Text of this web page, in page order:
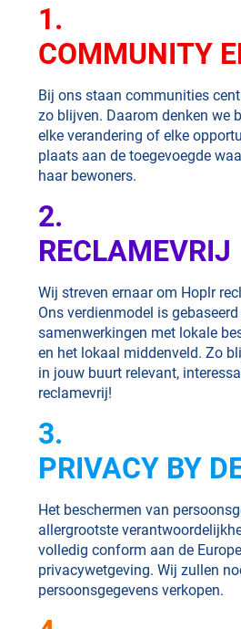
1.
COMMUNITY
Bij ons staan communities
zo blijven. Daarom denken we
elke verandering of elke
plaats aan de toegevoegde
haar bewoners.
2.
RECLAMEVRIJ
Wij streven ernaar om Hoplr
Ons verdienmodel is
samenwerkingen met lokale
en het lokaal middenveld. Zo
in jouw buurt relevant,
reclamevrij!
3.
PRIVACY BY
Het beschermen van
allergrootste
volledig conform aan de
privacywetgeving. Wij zullen
persoonsgegevens verkopen.